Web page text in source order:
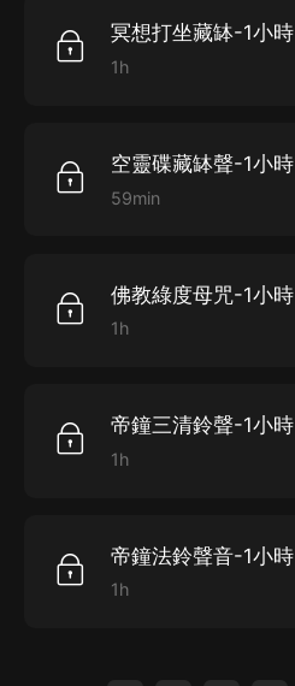
冥想打坐藏缽-1小時
1h
空靈碟藏缽聲-1小時
59min
佛教綠度母咒-1小時
1h
帝鐘三清鈴聲-1小時
1h
帝鐘法鈴聲音-1小時
1h